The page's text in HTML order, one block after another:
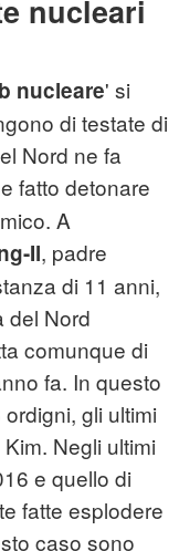
nucleari
nucleare' si
di testate di
Nord ne fa
fatto detonare
A
Il, padre
di 11 anni,
del Nord
comunque di
fa. In questo
gli ultimi
Negli ultimi
e quello di
fatte esplodere
caso sono